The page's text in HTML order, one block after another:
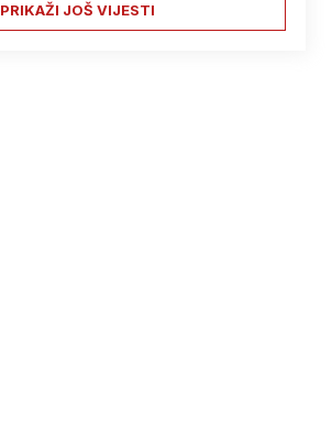
PRIKAŽI JOŠ VIJESTI